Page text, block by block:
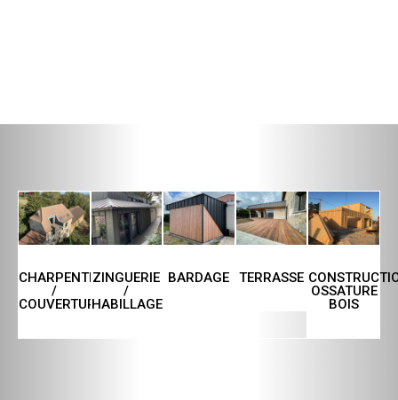
CHARPENTE
/
COUVERTURE
ZINGUERIE
/
HABILLAGE
BARDAGE TERRASSE
OSSATURE
BOIS